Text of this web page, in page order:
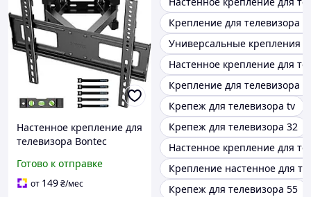
Настенное крепление для
телевизора Bontec
45 кг для экранов 23-70
дюймов VESA 400x400
Готово к отправке
от 149₴/мес
Крепление для телевизора
Универсальные крепления
Настенное крепление для
Крепление для телевизора
Крепеж для телевизора tv
Крепеж для телевизора 32
Настенное крепление для
Крепление настенное для
Крепеж для телевизора 55